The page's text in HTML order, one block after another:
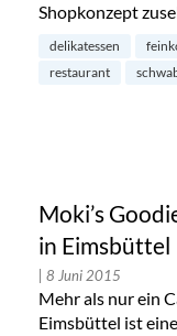
Shopkonzept
delikatessen
restaurant
Moki’s
in Eimsbüttel
| 8 Juni 2015
Mehr als nur ein
Eimsbüttel ist